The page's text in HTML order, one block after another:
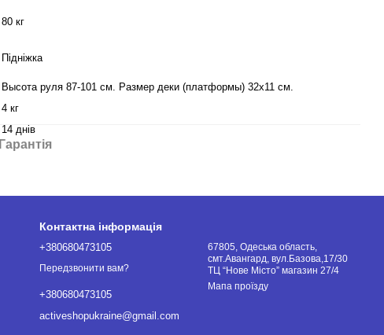
80 кг
Підніжка
Высота руля 87-101 см. Размер деки (платформы) 32х11 см.
4 кг
14 днів
Гарантія
Контактна інформація
+380680473105
Передзвонити вам?
+380680473105
activeshopukraine@gmail.com
67805, Одеська область,
смт.Авангард, вул.Базова,17/30
ТЦ “Нове Місто” магазин 27/4
Мапа проїзду